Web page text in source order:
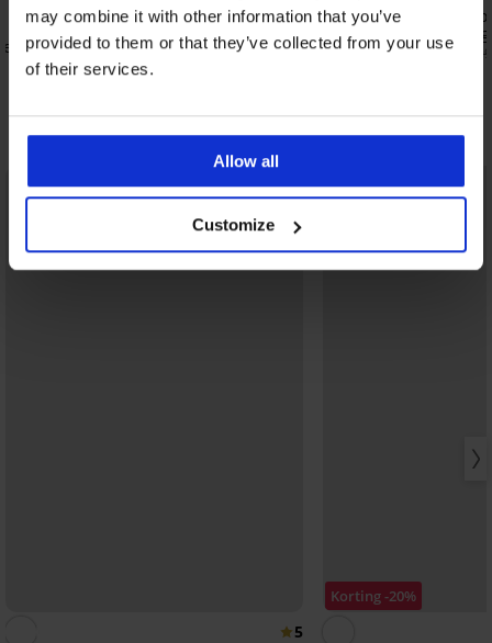
may combine it with other information that you’ve
provided to them or that they’ve collected from your use
of their services.
Allow all
Customize
3PACK boxershorts Tommy Hilfiger
Regenerative Cotton Strech IV
35,69 €50,99 €
3PACK
Hilfiger
28,69 €
Ontdek vergelijkbare stukken
5
Korting -20%